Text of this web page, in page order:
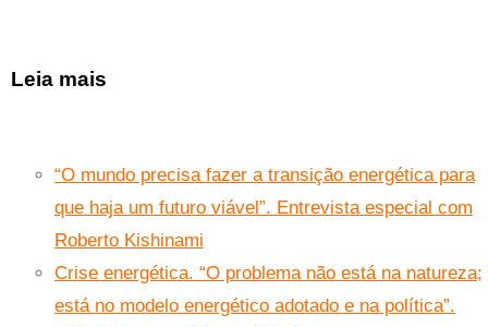
Leia mais
“O mundo precisa fazer a transição energética para
que haja um futuro viável”. Entrevista especial com
Roberto Kishinami
Crise energética. “O problema não está na natureza;
está no modelo energético adotado e na política”.